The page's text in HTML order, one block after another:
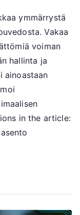
ymmärrystä
Vakaa
voiman
hallinta ja
ainoastaan
in the article: